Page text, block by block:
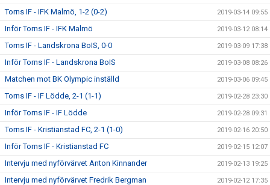
Torns IF - IFK Malmö, 1-2 (0-2) 2019-03-14 09:55
Inför Torns IF - IFK Malmö 2019-03-12 08:14
Torns IF - Landskrona BoIS, 0-0 2019-03-09 17:38
Inför Torns IF - Landskrona BoIS 2019-03-08 08:26
Matchen mot BK Olympic inställd 2019-03-06 09:45
Torns IF - IF Lödde, 2-1 (1-1) 2019-02-28 23:30
Inför Torns IF - IF Lödde 2019-02-28 09:31
Torns IF - Kristianstad FC, 2-1 (1-0) 2019-02-16 20:50
Inför Torns IF - Kristianstad FC 2019-02-15 12:07
Intervju med nyförvärvet Anton Kinnander 2019-02-13 19:25
Intervju med nyförvärvet Fredrik Bergman 2019-02-12 17:35